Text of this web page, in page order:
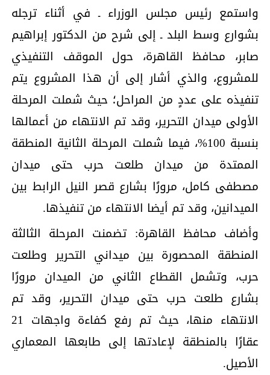
واستمع رئيس مجلس الوزراء ـ في أثناء ترجله
بشوارع وسط البلد ـ إلى شرح من الدكتور إبراهيم
صابر، محافظ القاهرة، حول الموقف التنفيذي
للمشروع، والذي أشار إلى أن هذا المشروع يتم
تنفيذه على عددٍ من المراحل؛ حيث شملت المرحلة
الأولى ميدان التحرير، وقد تم الانتهاء من أعمالها
بنسبة 100%، فيما شملت المرحلة الثانية المنطقة
الممتدة من ميدان طلعت حرب حتى ميدان
مصطفى كامل، مرورًا بشارع قصر النيل الرابط بين
الميدانين، وقد تم أيضا الانتهاء من تنفيذها.
وأضاف محافظ القاهرة: تضمنت المرحلة الثالثة
المنطقة المحصورة بين ميداني التحرير وطلعت
حرب، وتشمل القطاع الثاني من الميدان مرورًا
بشارع طلعت حرب حتى ميدان التحرير، وقد تم
الانتهاء منها، حيث تم رفع كفاءة واجهات 21
عقارًا بالمنطقة لإعادتها إلى طابعها المعماري
الأصيل.